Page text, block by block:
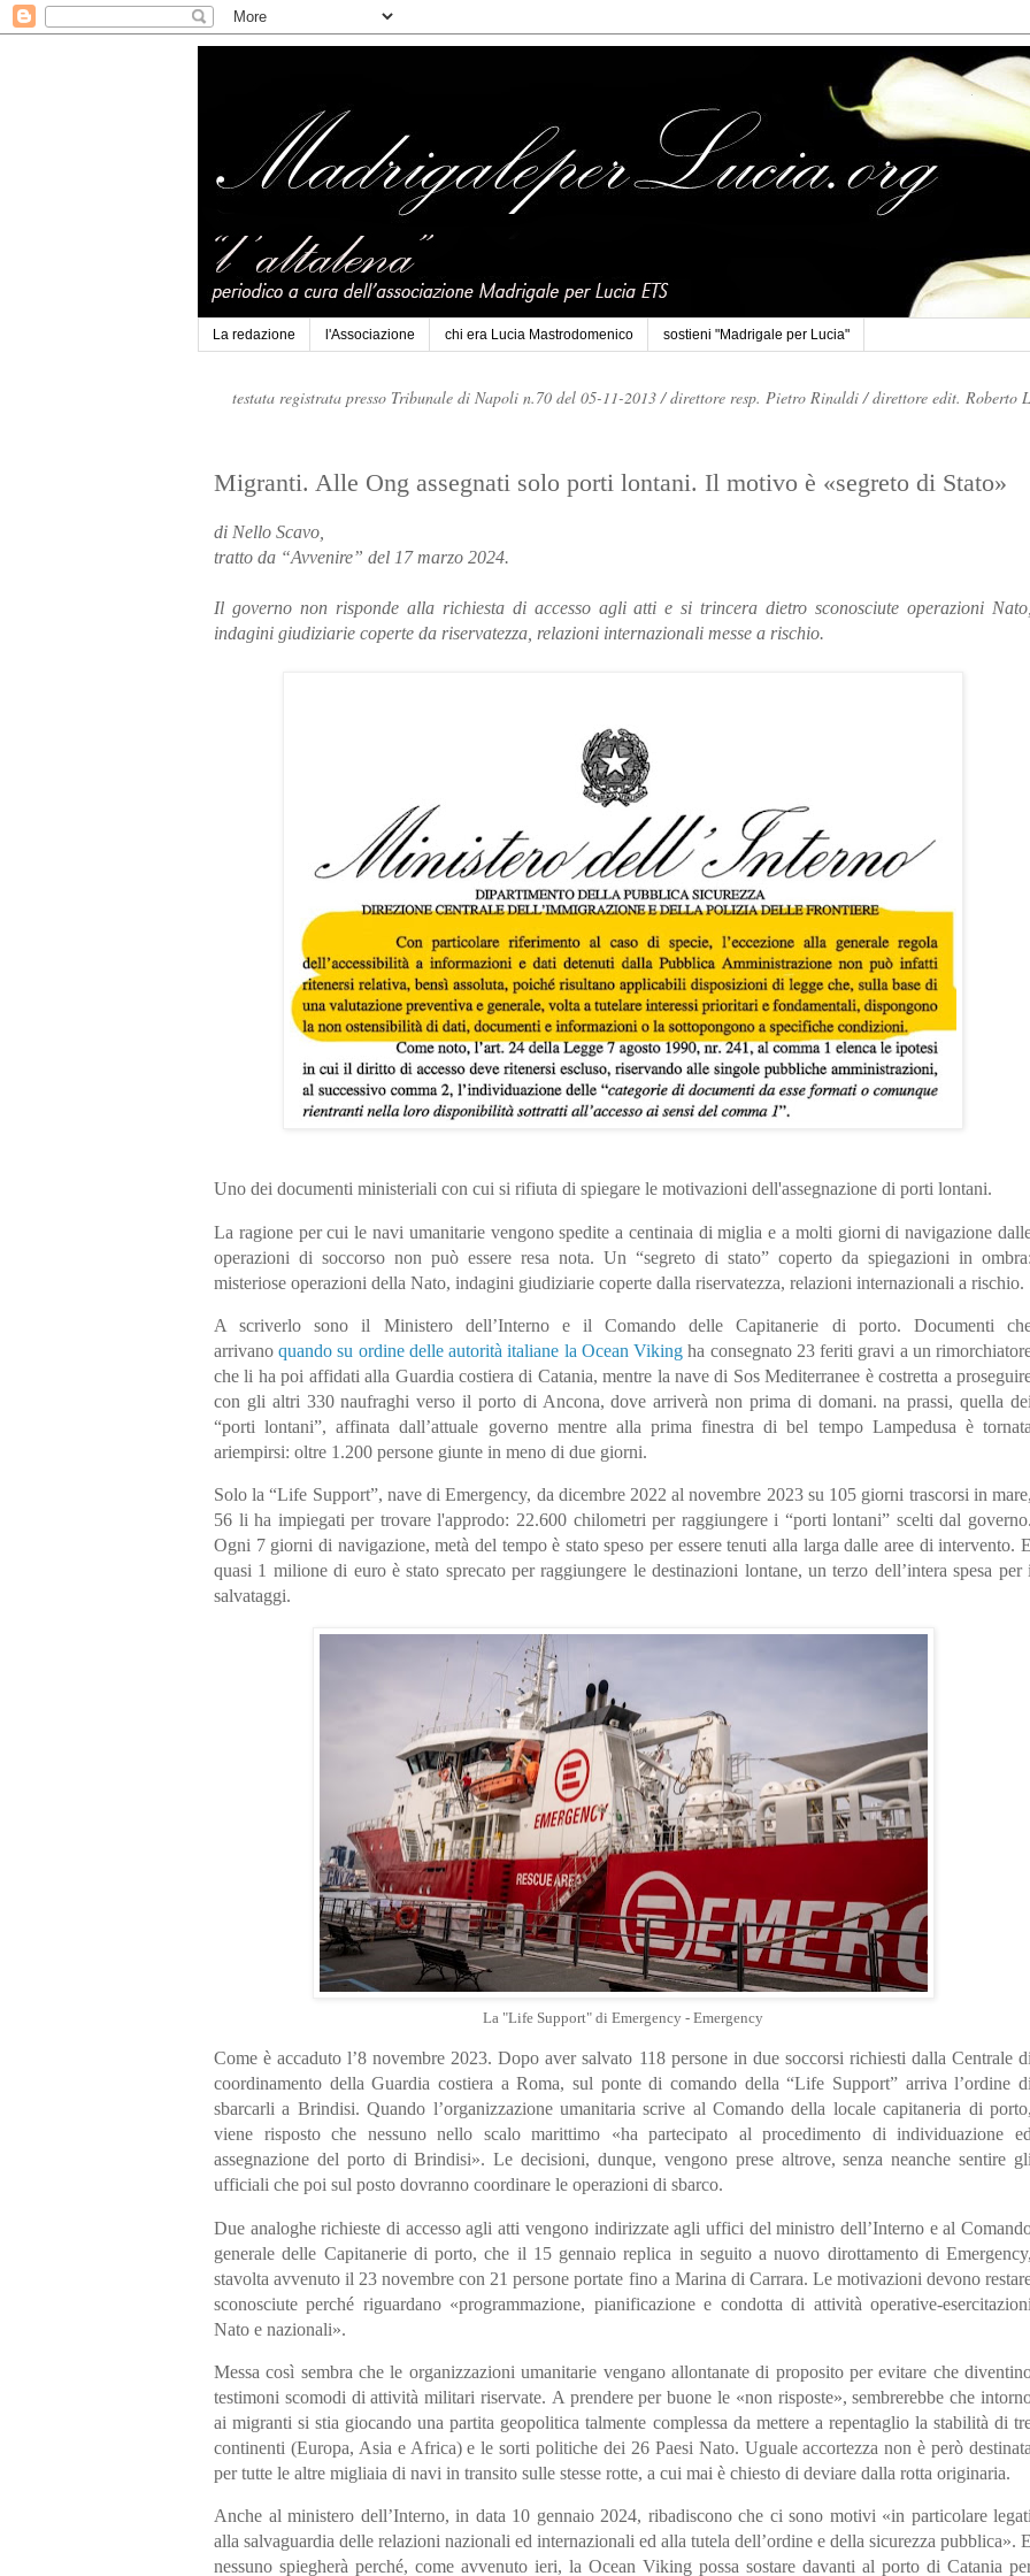
La redazione l'Associazione chi era Lucia Mastrodomenico sostieni "Madrigale per Lucia"
testata registrata presso Tribunale di Napoli n.70 del 05-11-2013 /direttore resp. Pietro Rinaldi /direttore edit. Roberto
Migranti. Alle Ong assegnati solo porti lontani. Il motivo è «segreto di Stato»
di Nello Scavo,
tratto da “Avvenire” del 17 marzo 2024.
Il governo non risponde alla richiesta di accesso agli atti e si trincera dietro sconosciute operazioni Nato,
indagini giudiziarie coperte da riservatezza, relazioni internazionali messe a rischio.
Uno dei documenti ministeriali con cui si rifiuta di spiegare le motivazioni dell'assegnazione di porti lontani.
La ragione per cui le navi umanitarie vengono spedite a centinaia di miglia e a molti giorni di navigazione
operazioni di soccorso non può essere resa nota. Un “segreto di stato” coperto da spiegazioni in ombra:
misteriose operazioni della Nato, indagini giudiziarie coperte dalla riservatezza, relazioni internazionali a rischio.
A scriverlo sono il Ministero dell’Interno e il Comando delle Capitanerie di porto. Documenti
arrivanoquando su ordine delle autorità italiane la Ocean Viking ha consegnato 23 feriti gravi a un
che li ha poi affidati alla Guardia costiera di Catania, mentre la nave di Sos Mediterranee è costretta a
con gli altri 330 naufraghi verso il porto di Ancona, dove arriverà non prima di domani.na prassi, quella dei
“porti lontani”, affinata dall’attuale governo mentre alla prima finestra di bel tempo Lampedusa è tornata
ariempirsi: oltre 1.200 persone giunte in meno di due giorni.
Solo la “Life Support”, nave di Emergency, da dicembre 2022 al novembre 2023 su 105 giorni trascorsi in mare,
56 li ha impiegati per trovare l'approdo: 22.600 chilometri per raggiungere i “porti lontani” scelti dal governo.
Ogni 7 giorni di navigazione, metà del tempo è stato speso per essere tenuti alla larga dalle aree di intervento. E
quasi 1 milione di euro è stato sprecato per raggiungere le destinazioni lontane, un terzo dell’intera spesa per i
salvataggi.
La "Life Support" di Emergency - Emergency
Come è accaduto l’8 novembre 2023. Dopo aver salvato 118 persone in due soccorsi richiesti dalla Centrale di
coordinamento della Guardia costiera a Roma, sul ponte di comando della “Life Support” arriva l’ordine di
sbarcarli a Brindisi. Quando l’organizzazione umanitaria scrive al Comando della locale capitaneria di porto,
viene risposto che nessuno nello scalo marittimo «ha partecipato al procedimento di individuazione ed
assegnazione del porto di Brindisi». Le decisioni, dunque, vengono prese altrove, senza neanche sentire gli
ufficiali che poi sul posto dovranno coordinare le operazioni di sbarco.
Due analoghe richieste di accesso agli atti vengono indirizzate agli uffici del ministro dell’Interno e al
generale delle Capitanerie di porto, che il 15 gennaio replica in seguito a nuovo dirottamento di Emergency,
stavolta avvenuto il 23 novembre con 21 persone portate fino a Marina di Carrara. Le motivazioni devono
sconosciute perché riguardano «programmazione, pianificazione e condotta di attività operative-esercitazioni
Nato e nazionali».
Messa così sembra che le organizzazioni umanitarie vengano allontanate di proposito per evitare che
testimoni scomodi di attività militari riservate. A prendere per buone le «non risposte», sembrerebbe che
ai migranti si stia giocando una partita geopolitica talmente complessa da mettere a repentaglio la stabilità di
continenti (Europa, Asia e Africa) e le sorti politiche dei 26 Paesi Nato. Uguale accortezza non è però destinata
per tutte le altre migliaia di navi in transito sulle stesse rotte, a cui mai è chiesto di deviare dalla rotta originaria.
Anche al ministero dell’Interno, in data 10 gennaio 2024, ribadiscono che ci sono motivi «in particolare legati
alla salvaguardia delle relazioni nazionali ed internazionali ed alla tutela dell’ordine e della sicurezza pubblica». E
nessuno spiegherà perché, come avvenuto ieri, la Ocean Viking possa sostare davanti al porto di Catania